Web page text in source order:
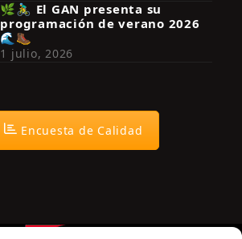
🌿🚴‍♂️ El GAN presenta su
programación de verano 2026
🌊🥾
1 julio, 2026
Encuesta de Calidad